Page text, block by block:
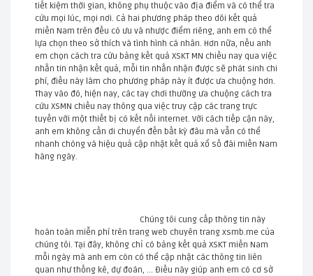
tiết kiệm thời gian, không phụ thuộc vào địa điểm và có thể tra
cứu mọi lúc, mọi nơi. Cả hai phương pháp theo dõi kết quả
miền Nam trên đều có ưu và nhược điểm riêng, anh em có thể
lựa chọn theo sở thích và tình hình cá nhân. Hơn nữa, nếu anh
em chọn cách tra cứu bảng kết quả XSKT MN chiều nay qua việc
nhắn tin nhận kết quả, mỗi tin nhắn nhận được sẽ phát sinh chi
phí, điều này làm cho phương pháp này ít được ưa chuộng hơn.
Thay vào đó, hiện nay, các tay chơi thường ưa chuộng cách tra
cứu XSMN chiều nay thông qua việc truy cập các trang trực
tuyến với một thiết bị có kết nối internet. Với cách tiếp cận này,
anh em không cần di chuyển đến bất kỳ đâu mà vẫn có thể
nhanh chóng và hiệu quả cập nhật kết quả xổ số đài miền Nam
hàng ngày.
Chúng tôi cung cấp thông tin này
hoàn toàn miễn phí trên trang web chuyên trang xsmb.me của
chúng tôi. Tại đây, không chỉ có bảng kết quả XSKT miền Nam
mỗi ngày mà anh em còn có thể cập nhật các thông tin liên
quan như thống kê, dự đoán, ... Điều này giúp anh em có cơ sở